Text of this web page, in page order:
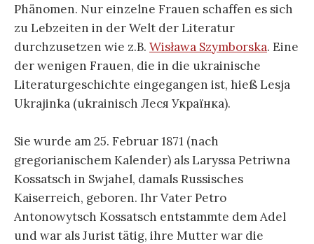
Phänomen. Nur einzelne Frauen schaffen es sich
zu Lebzeiten in der Welt der Literatur
durchzusetzen wie z.B. Wisława Szymborska. Eine
der wenigen Frauen, die in die ukrainische
Literaturgeschichte eingegangen ist, hieß Lesja
Ukrajinka (ukrainisch Леся Українка).
Sie wurde am 25. Februar 1871 (nach
gregorianischem Kalender) als Laryssa Petriwna
Kossatsch in Swjahel, damals Russisches
Kaiserreich, geboren. Ihr Vater Petro
Antonowytsch Kossatsch entstammte dem Adel
und war als Jurist tätig, ihre Mutter war die